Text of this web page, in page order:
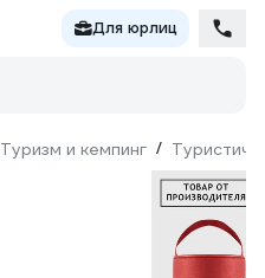
Для юрлиц
Туризм и кемпинг /